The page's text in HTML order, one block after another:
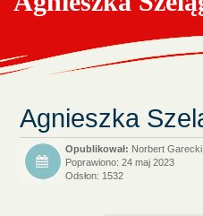
Agnieszka
Norbert Garecki
Poprawiono: 24 maj 2023
Odsłon: 1532